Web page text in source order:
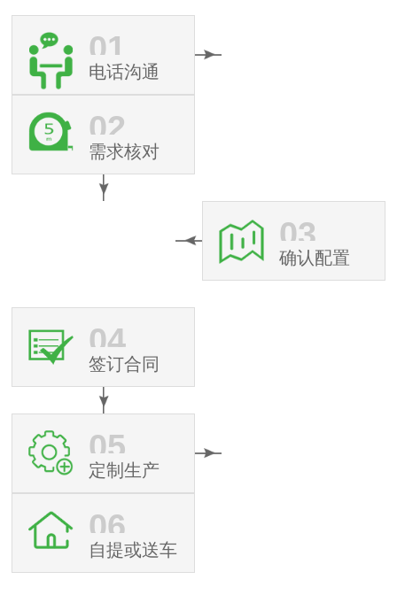
01
电话沟通
02
需求核对
03
确认配置
04
签订合同
05
定制生产
06
自提或送车